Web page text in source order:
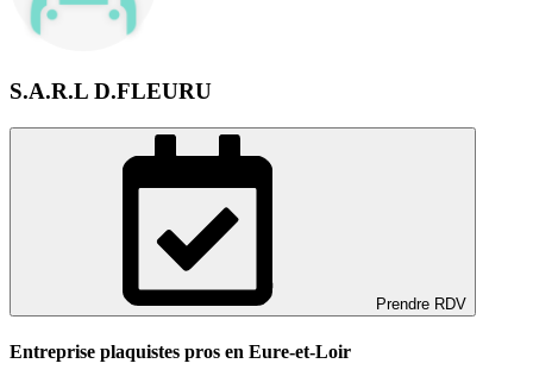
S.A.R.L D.FLEURU
Prendre RDV
Entreprise plaquistes pros en Eure-et-Loir